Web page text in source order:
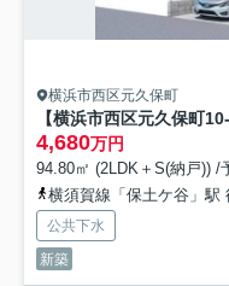
横浜市西区元久保町
4,680万円
94.80㎡ (2LDK＋S(納戸)) /
横須賀線「保土ケ谷」駅
公共下水
新築